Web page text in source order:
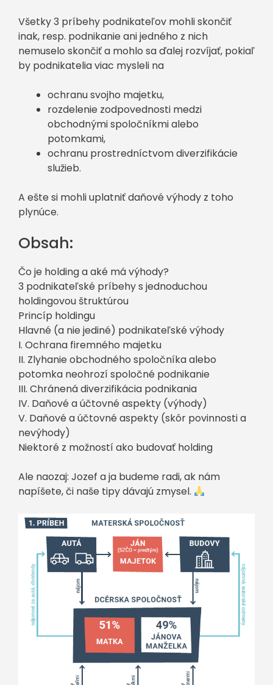
Všetky 3 príbehy podnikateľov mohli skončiť
inak, resp. podnikanie ani jedného z nich
nemuselo skončiť a mohlo sa ďalej rozvíjať, pokiaľ
by podnikatelia viac mysleli na
ochranu svojho majetku,
rozdelenie zodpovednosti medzi
obchodnými spoločníkmi alebo
potomkami,
ochranu prostredníctvom diverzifikácie
služieb.
A ešte si mohli uplatniť daňové výhody z toho
plynúce.
Obsah:
Čo je holding a aké má výhody?
3 podnikateľské príbehy s jednoduchou
holdingovou štruktúrou
Princíp holdingu
Hlavné (a nie jediné) podnikateľské výhody
I. Ochrana firemného majetku
II. Zlyhanie obchodného spoločníka alebo
potomka neohrozí spoločné podnikanie
III. Chránená diverzifikácia podnikania
IV. Daňové a účtovné aspekty (výhody)
V. Daňové a účtovné aspekty (skôr povinnosti a
nevýhody)
Niektoré z možností ako budovať holding
Ale naozaj: Jozef a ja budeme radi, ak nám
napíšete, či naše tipy dávajú zmysel.